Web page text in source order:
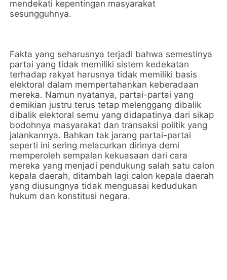
mendekati kepentingan masyarakat
sesungguhnya.
Fakta yang seharusnya terjadi bahwa semestinya
partai yang tidak memiliki sistem kedekatan
terhadap rakyat harusnya tidak memiliki basis
elektoral dalam mempertahankan keberadaan
mereka. Namun nyatanya, partai-partai yang
demikian justru terus tetap melenggang dibalik
dibalik elektoral semu yang didapatinya dari sikap
bodohnya masyarakat dan transaksi politik yang
jalankannya. Bahkan tak jarang partai-partai
seperti ini sering melacurkan dirinya demi
memperoleh sempalan kekuasaan dari cara
mereka yang menjadi pendukung salah satu calon
kepala daerah, ditambah lagi calon kepala daerah
yang diusungnya tidak menguasai kedudukan
hukum dan konstitusi negara.